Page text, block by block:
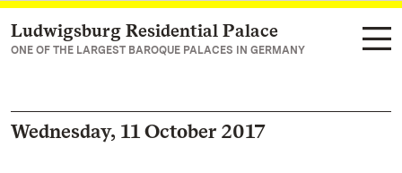
Navigate to main page
Ludwigsburg Residential Palace
ONE OF THE LARGEST BAROQUE PALACES IN GERMANY
Wednesday, 11 October 2017